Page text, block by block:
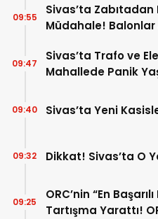
Sivas’ta
Müdahale!
09:55
Sivas’ta Trafo ve
Mahallede Panik
09:47
Sivas’ta Yeni
09:40
Dikkat! Sivas’ta O
09:32
ORC’nin “En
Tartışma Yarattı!
09:25